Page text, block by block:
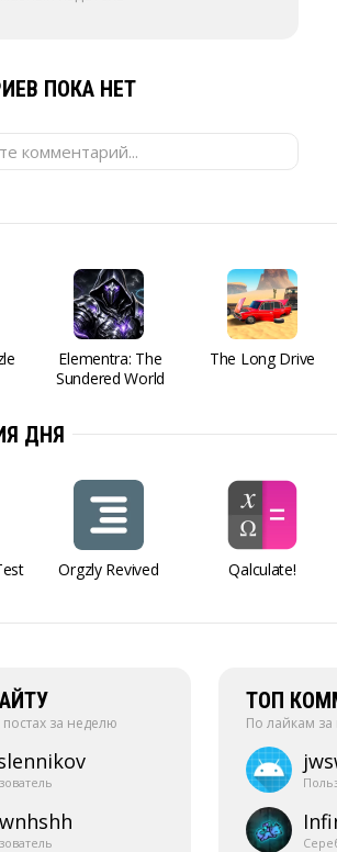
ПОКА НЕТ
комментарий...
Elementra: The
Sundered World
The Long Drive
ДНЯ
Orgzly Revived Qalculate!
за неделю
ТОП
По лайкам